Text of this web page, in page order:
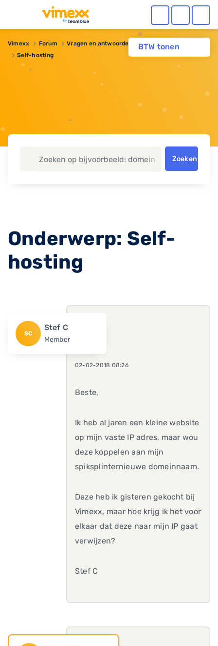
BTW tonen
Vimexx Forum Vragen en antwoorden
Webhosting
Self-hosting
Zoeken
Onderwerp: Self-
hosting
SC
Stef C
Member
02-02-2018 08:26
Beste,
Ik heb al jaren een kleine website
op mijn vaste IP adres, maar wou
deze koppelen aan mijn
spiksplinternieuwe domeinnaam.
Deze heb ik gisteren gekocht bij
Vimexx, maar hoe krijg ik het voor
elkaar dat deze naar mijn IP gaat
verwijzen?
Stef C